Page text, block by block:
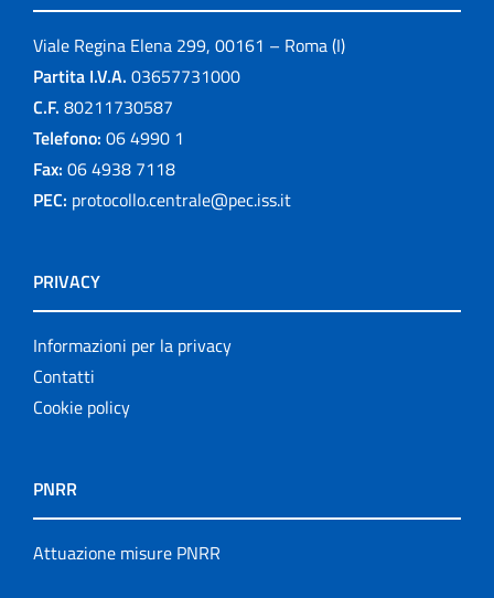
Viale Regina Elena 299, 00161 – Roma (I)
Partita I.V.A. 03657731000
C.F. 80211730587
Telefono: 06 4990 1
Fax: 06 4938 7118
PEC: protocollo.centrale@pec.iss.it
PRIVACY
Informazioni per la privacy
Contatti
Cookie policy
PNRR
Attuazione misure PNRR